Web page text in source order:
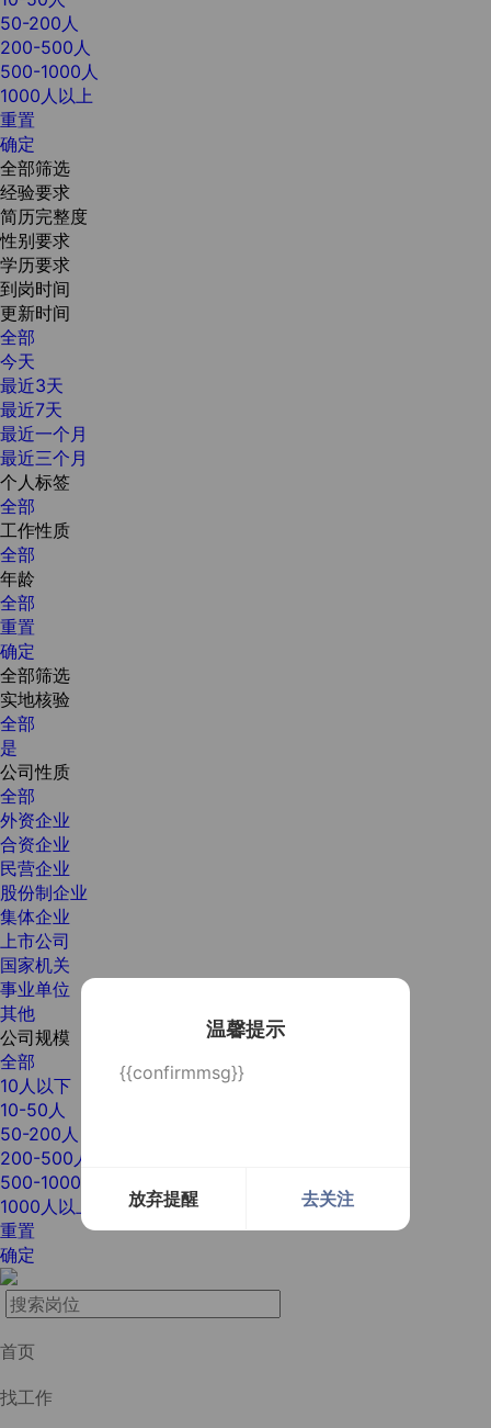
温馨提示
{{confirmmsg}}
放弃提醒 去关注
50-200人
200-500人
500-1000人
1000人以上
重置
确定
全部筛选
经验要求
简历完整度
性别要求
学历要求
到岗时间
更新时间
全部
今天
最近3天
最近7天
最近一个月
最近三个月
个人标签
全部
工作性质
全部
年龄
全部
重置
确定
全部筛选
实地核验
全部
是
公司性质
全部
外资企业
合资企业
民营企业
股份制企业
集体企业
上市公司
国家机关
事业单位
其他
公司规模
全部
10人以下
10-50人
50-200人
200-500人
500-1000人
1000人以上
重置
确定
首页
找工作